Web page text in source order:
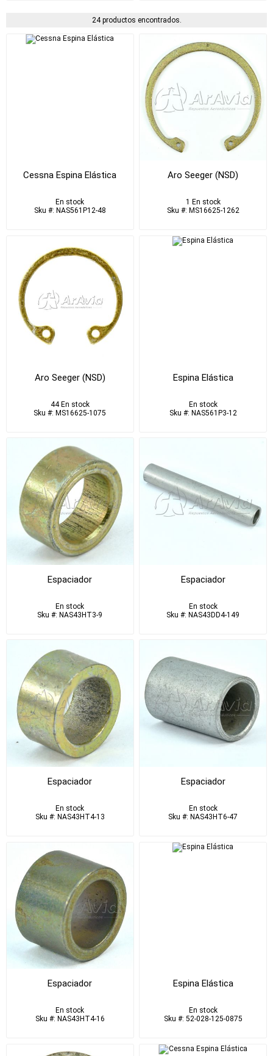
24 productos encontrados.
Cessna Espina Elástica
En stock
Sku #: NAS561P12-48
Aro Seeger (NSD)
1 En stock
Sku #: MS16625-1262
Aro Seeger (NSD)
44 En stock
Sku #: MS16625-1075
Espina Elástica
En stock
Sku #: NAS561P3-12
Espaciador
En stock
Sku #: NAS43HT3-9
Espaciador
En stock
Sku #: NAS43DD4-149
Espaciador
En stock
Sku #: NAS43HT4-13
Espaciador
En stock
Sku #: NAS43HT6-47
Espaciador
En stock
Sku #: NAS43HT4-16
Espina Elástica
En stock
Sku #: 52-028-125-0875